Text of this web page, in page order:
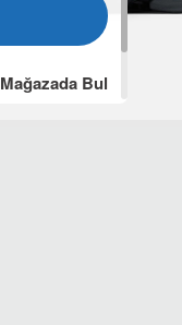
Mağazada Bul